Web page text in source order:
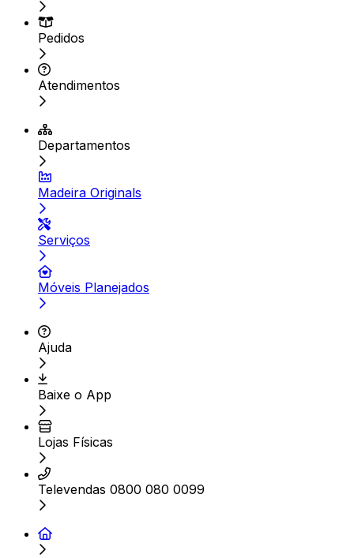
Pedidos
Atendimentos
Departamentos
Madeira Originals
Serviços
Móveis Planejados
Ajuda
Baixe o App
Lojas Físicas
Televendas 0800 080 0099